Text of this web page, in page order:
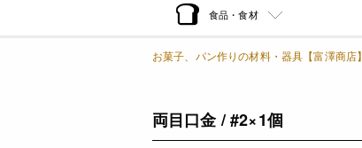
食品・食材
お菓子、パン作りの材料・器具【富澤商店】
両目口金 / #2×1個